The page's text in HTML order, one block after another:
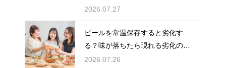
説
2026.07.27
ビールを常温保存すると劣化す
る？味が落ちたら現れる劣化のサ
インを解説
2026.07.26